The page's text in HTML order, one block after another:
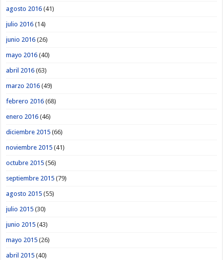
agosto 2016 (41)
julio 2016 (14)
junio 2016 (26)
mayo 2016 (40)
abril 2016 (63)
marzo 2016 (49)
febrero 2016 (68)
enero 2016 (46)
diciembre 2015 (66)
noviembre 2015 (41)
octubre 2015 (56)
septiembre 2015 (79)
agosto 2015 (55)
julio 2015 (30)
junio 2015 (43)
mayo 2015 (26)
abril 2015 (40)